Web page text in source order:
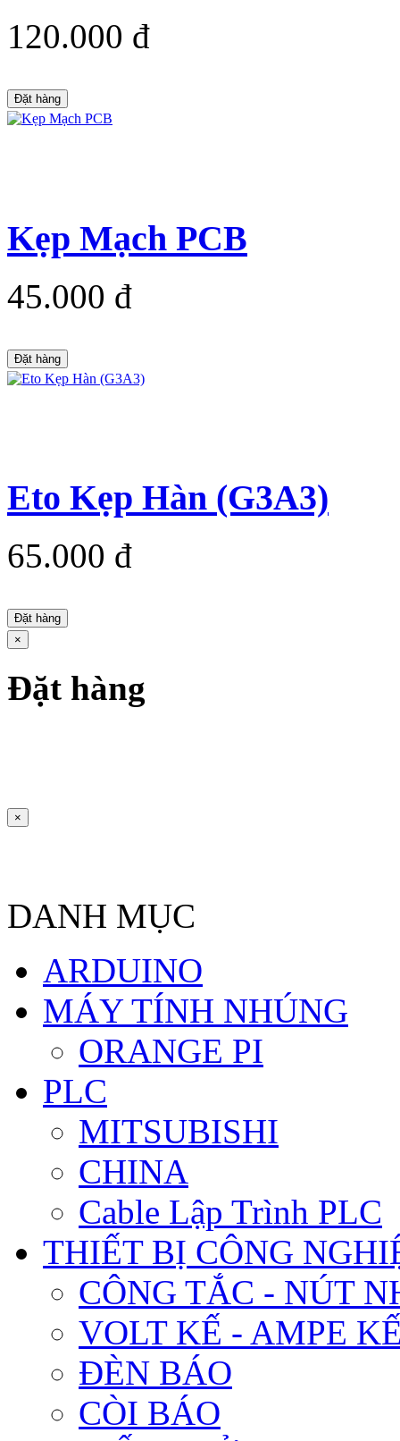
120.000 đ
Đặt hàng
Kẹp Mạch PCB
45.000 đ
Đặt hàng
Eto Kẹp Hàn (G3A3)
65.000 đ
Đặt hàng
×
Đặt hàng
×
DANH MỤC
ARDUINO
MÁY TÍNH NHÚNG
ORANGE PI
PLC
MITSUBISHI
CHINA
Cable Lập Trình PLC
THIẾT BỊ CÔNG
CÔNG TẮC - NÚT
VOLT KẾ - AMPE
ĐÈN BÁO
CÒI BÁO